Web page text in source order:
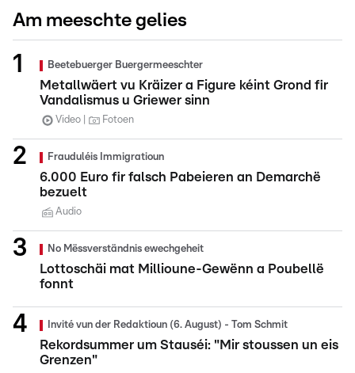
Am meeschte gelies
Beetebuerger Buergermeeschter
Metallwäert vu Kräizer a Figure kéint Grond fir
Vandalismus u Griewer sinn
Video Fotoen
Frauduléis Immigratioun
6.000 Euro fir falsch Pabeieren an Demarchë
bezuelt
Audio
No Mëssverständnis ewechgeheit
Lottoschäi mat Millioune-Gewënn a Poubellë
fonnt
Invité vun der Redaktioun (6. August) - Tom Schmit
Rekordsummer um Stauséi: "Mir stoussen un eis
Grenzen"